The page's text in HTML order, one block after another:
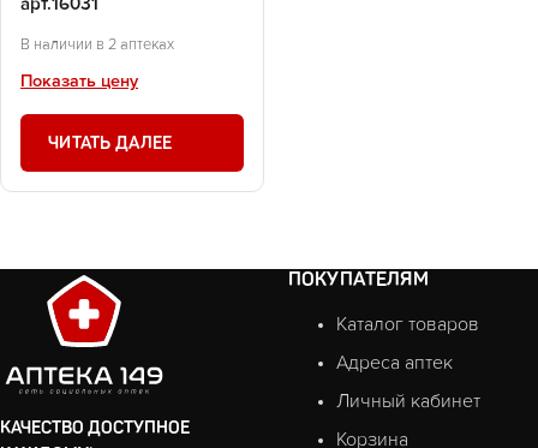
арт.16031
В наличии в 2 аптеках
Показать цену
ЧИТАТЬ ДАЛЕЕ
КАЧЕСТВО ДОСТУПНОЕ
ПОКУПАТЕЛЯМ
Каталог товаров
Адреса аптек
Личный кабинет
Корзина